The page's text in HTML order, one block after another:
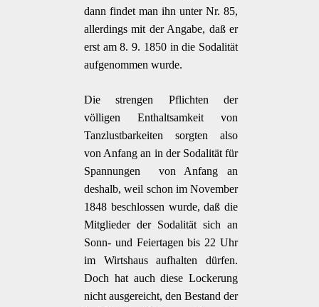
dann findet man ihn unter Nr. 85,
allerdings mit der Angabe, daß er
erst am 8. 9. 1850 in die Sodalität
aufgenommen wurde.
Die strengen Pflichten der
völligen Enthaltsamkeit von
Tanzlustbarkeiten sorgten also
von Anfang an in der Sodalität für
Spannungen  von Anfang an
deshalb, weil schon im November
1848 beschlossen wurde, daß die
Mitglieder der Sodalität sich an
Sonn- und Feiertagen bis 22 Uhr
im Wirtshaus aufhalten dürfen.
Doch hat auch diese Lockerung
nicht ausgereicht, den Bestand der